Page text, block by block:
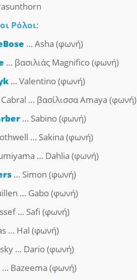
Ρόλοι:
… Asha (φωνή)
… βασιλιάς Magnifico (φωνή)
… Valentino (φωνή)
… βασίλισσα Amaya (φωνή)
… Sabino (φωνή)
… Sakina (φωνή)
… Dahlia (φωνή)
… Simon (φωνή)
… Gabo (φωνή)
… Safi (φωνή)
… Hal (φωνή)
… Dario (φωνή)
… Bazeema (φωνή)